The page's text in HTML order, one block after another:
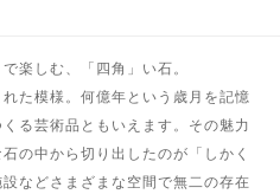
楽しむ、「四角」い石。
た模様。何億年という歳月を記憶
る芸術品ともいえます。その魅力
の中から切り出したのが「しかく
などさまざまな空間で無二の存在